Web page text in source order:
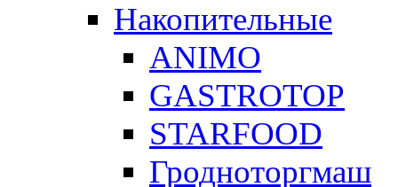
Накопительные
ANIMO
GASTROTOP
STARFOOD
Гродноторгмаш